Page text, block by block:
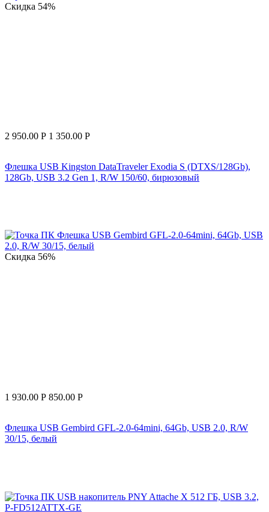
Скидка 54%
2 950.00 Р 1 350.00 Р
Флешка USB Kingston DataTraveler Exodia S (DTXS/128Gb),
128Gb, USB 3.2 Gen 1, R/W 150/60, бирюзовый
Скидка 56%
1 930.00 Р 850.00 Р
Флешка USB Gembird GFL-2.0-64mini, 64Gb, USB 2.0, R/W
30/15, белый